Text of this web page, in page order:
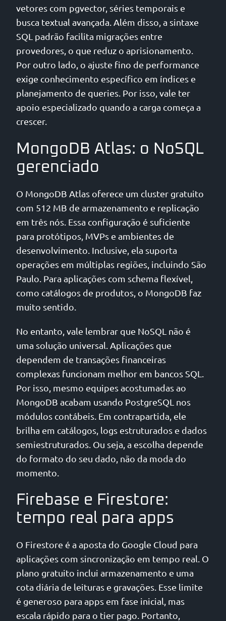
vetores com pgvector, séries temporais e
busca textual avançada. Além disso, a sintaxe
SQL padrão facilita migrações entre
provedores, o que reduz o aprisionamento.
Por outro lado, o ajuste fino de performance
exige conhecimento específico em índices e
planejamento de queries. Por isso, vale ter
apoio especializado quando a carga começa a
crescer.
MongoDB Atlas: o NoSQL
gerenciado
O MongoDB Atlas oferece um cluster gratuito
com 512 MB de armazenamento e replicação
em três nós. Essa configuração é suficiente
para protótipos, MVPs e ambientes de
desenvolvimento. Inclusive, ela suporta
operações em múltiplas regiões, incluindo São
Paulo. Para aplicações com schema flexível,
como catálogos de produtos, o MongoDB faz
muito sentido.
No entanto, vale lembrar que NoSQL não é
uma solução universal. Aplicações que
dependem de transações financeiras
complexas funcionam melhor em bancos SQL.
Por isso, mesmo equipes acostumadas ao
MongoDB acabam usando PostgreSQL nos
módulos contábeis. Em contrapartida, ele
brilha em catálogos, logs estruturados e dados
semiestruturados. Ou seja, a escolha depende
do formato do seu dado, não da moda do
momento.
Firebase e Firestore:
tempo real para apps
O Firestore é a aposta do Google Cloud para
aplicações com sincronização em tempo real. O
plano gratuito inclui armazenamento e uma
cota diária de leituras e gravações. Esse limite
é generoso para apps em fase inicial, mas
escala rápido para o tier pago. Portanto,